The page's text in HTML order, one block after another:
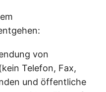
von
Telefon, Fax,
und öffentliche